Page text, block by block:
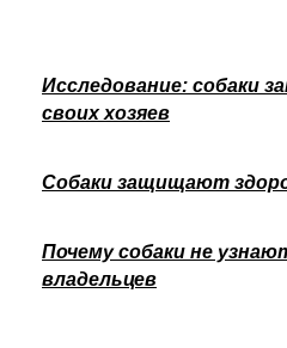
Исследование: собаки
своих хозяев
Собаки защищают
Почему собаки не
владельцев